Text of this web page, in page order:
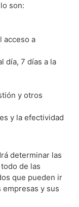
son:
acceso a
día, 7 días a la
y otros
y la efectividad
determinar las
de las
que pueden ir
y sus